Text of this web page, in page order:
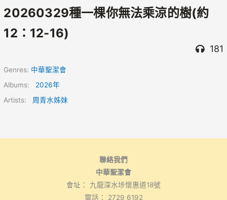
20260329種一棵你無法乘涼的樹(約
12：12-16)
181
Genres: 中華聖潔會
Albums: 2026年
Artists: 周青水姊妹
聯絡我們
中華聖潔會
會址： 九龍深水埗懷惠道18號
電話： 2729 6192